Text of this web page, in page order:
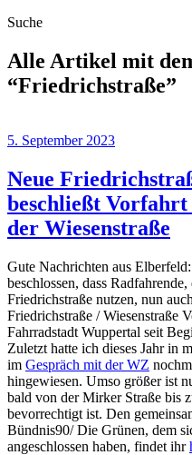
Suche
Alle Artikel mit
“Friedrichstraße”
5. September 2023
Neue
beschließt
der Wiesenstraße
Gute Nachrichten aus
beschlossen, dass
Friedrichstraße nutzen, nun
Friedrichstraße / Wiesenstraße
Fahrradstadt Wuppertal seit
Zuletzt hatte ich dieses Jahr in
im Gespräch mit der WZ
hingewiesen. Umso größer ist
bald von der Mirker Straße bis
bevorrechtigt ist. Den
Bündnis90/ Die Grünen, dem
angeschlossen haben, findet ihr